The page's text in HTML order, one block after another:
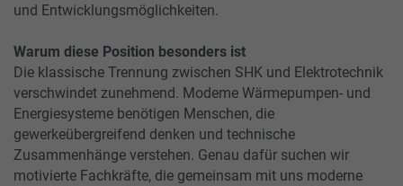
und Entwicklungsmöglichkeiten.
Warum diese Position besonders ist
Die klassische Trennung zwischen SHK und Elektrotechnik
verschwindet zunehmend. Modeme Wärmepumpen- und
Energiesysteme benötigen Menschen, die
gewerkeübergreifend denken und technische
Zusammenhänge verstehen. Genau dafür suchen wir
motivierte Fachkräfte, die gemeinsam mit uns moderne